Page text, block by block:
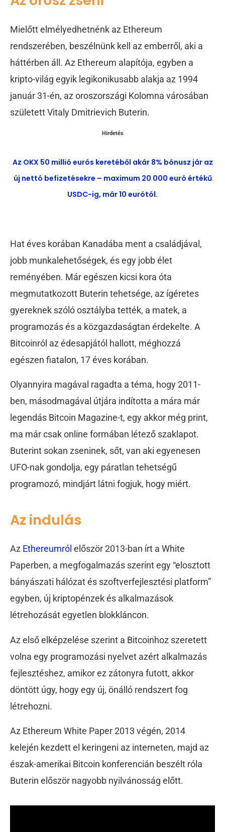
Mielőtt elmélyedhetnénk az Ethereum
rendszerében, beszélnünk kell az emberről, aki a
háttérben áll. Az Ethereum alapítója, egyben a
kripto-világ egyik legikonikusabb alakja az 1994
január 31-én, az oroszországi Kolomna városában
született Vitaly Dmitrievich Buterin.
Hirdetés
Az OKX 50 millió eurós keretéből akár 8% bónusz jár az
új nettó befizetésekre – maximum 20 000 euró értékű
USDC-ig, már 10 eurótól.
Hat éves korában Kanadába ment a családjával,
jobb munkalehetőségek, és egy jobb élet
reményében. Már egészen kicsi kora óta
megmutatkozott Buterin tehetsége, az ígéretes
gyereknek szóló osztályba tették, a matek, a
programozás és a közgazdaságtan érdekelte. A
Bitcoinról az édesapjától hallott, méghozzá
egészen fiatalon, 17 éves korában.
Olyannyira magával ragadta a téma, hogy 2011-
ben, másodmagával útjára indította a mára már
legendás Bitcoin Magazine-t, egy akkor még print,
ma már csak online formában létező szaklapot.
Buterint sokan zseninek, sőt, van aki egyenesen
UFO-nak gondolja, egy páratlan tehetségű
programozó, mindjárt látni fogjuk, hogy miért.
Az indulás
Az Ethereumról először 2013-ban írt a White
Paperben, a megfogalmazás szerint egy “elosztott
bányászati hálózat és szoftverfejlesztési platform”
egyben, új kriptopénzek és alkalmazások
létrehozását egyetlen blokkláncon.
Az első elképzelése szerint a Bitcoinhoz szeretett
volna egy programozási nyelvet azért alkalmazás
fejlesztéshez, amikor ez zátonyra futott, akkor
döntött úgy, hogy egy új, önálló rendszert fog
létrehozni.
Az Ethereum White Paper 2013 végén, 2014
kelején kezdett el keringeni az interneten, majd az
észak-amerikai Bitcoin konferencián beszélt róla
Buterin először nagyobb nyilvánosság előtt.